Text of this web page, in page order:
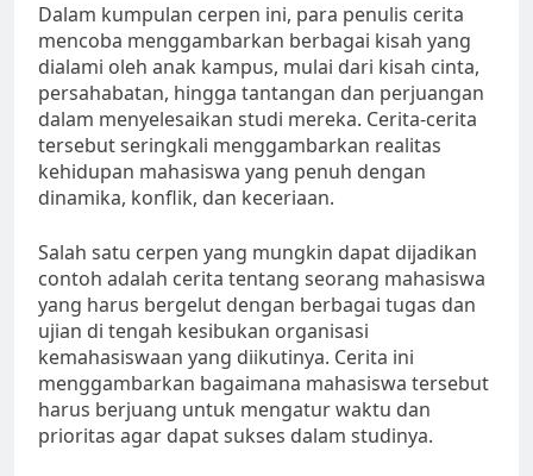
Dalam kumpulan cerpen ini, para penulis cerita
mencoba menggambarkan berbagai kisah yang
dialami oleh anak kampus, mulai dari kisah cinta,
persahabatan, hingga tantangan dan perjuangan
dalam menyelesaikan studi mereka. Cerita-cerita
tersebut seringkali menggambarkan realitas
kehidupan mahasiswa yang penuh dengan
dinamika, konflik, dan keceriaan.
Salah satu cerpen yang mungkin dapat dijadikan
contoh adalah cerita tentang seorang mahasiswa
yang harus bergelut dengan berbagai tugas dan
ujian di tengah kesibukan organisasi
kemahasiswaan yang diikutinya. Cerita ini
menggambarkan bagaimana mahasiswa tersebut
harus berjuang untuk mengatur waktu dan
prioritas agar dapat sukses dalam studinya.